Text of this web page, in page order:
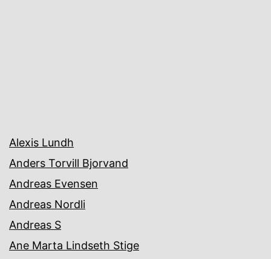
Alexis Lundh
Anders Torvill Bjorvand
Andreas Evensen
Andreas Nordli
Andreas S
Ane Marta Lindseth Stige